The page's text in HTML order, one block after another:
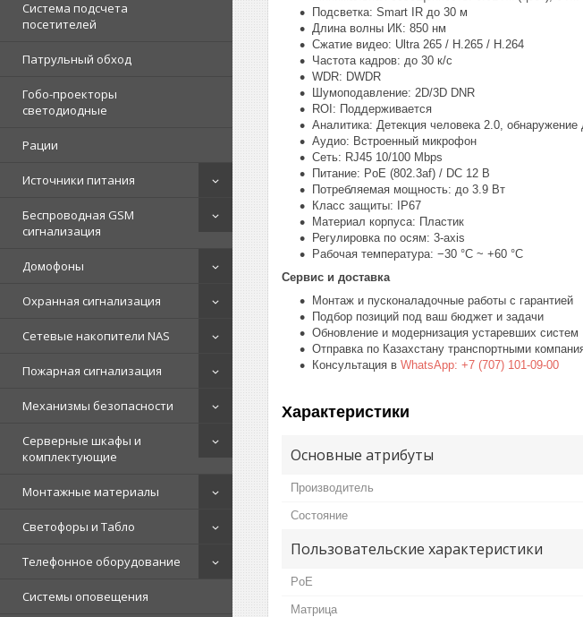
Система подсчета
посетителей
Патрульный обход
Гобо-проекторы
светодиодные
Рации
Источники питания
Беспроводная GSM
сигнализация
Домофоны
Охранная сигнализация
Сетевые накопители NAS
Пожарная сигнализация
Механизмы безопасности
Серверные шкафы и
комплектующие
Монтажные материалы
Светофоры и Табло
Телефонное оборудование
Системы оповещения
Подсветка: Smart IR до 30 м
Длина волны ИК: 850 нм
Сжатие видео: Ultra 265 / H.265 / H.264
Частота кадров: до 30 к/с
WDR: DWDR
Шумоподавление: 2D/3D DNR
ROI: Поддерживается
Аналитика: Детекция человека 2.0,
Аудио: Встроенный микрофон
Сеть: RJ45 10/100 Mbps
Питание: PoE (802.3af) / DC 12 В
Потребляемая мощность: до 3.9 Вт
Класс защиты: IP67
Материал корпуса: Пластик
Регулировка по осям: 3-axis
Рабочая температура: −30 °C ~ +60 °C
Сервис и доставка
Монтаж и пусконаладочные работы с гарантией
Подбор позиций под ваш бюджет и задачи
Обновление и модернизация устаревших систем
Отправка по Казахстану транспортными
Консультация в WhatsApp: +7 (707) 101-09-00
Характеристики
Основные атрибуты
Производитель
Состояние
Пользовательские характеристики
PoE
Матрица